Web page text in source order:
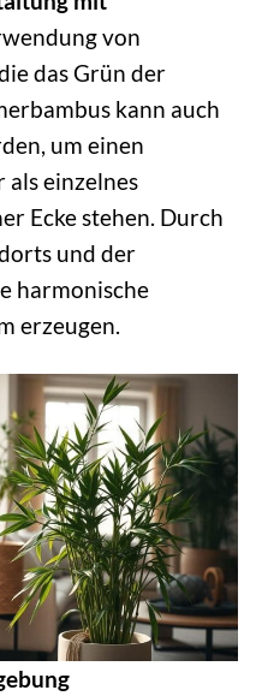
von
das Grün der
kann auch
um einen
als einzelnes
Ecke stehen. Durch
und der
harmonische
erzeugen.